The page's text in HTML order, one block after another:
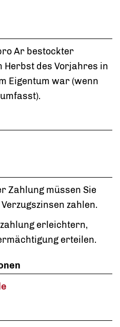
Ar bestockter
Herbst des Vorjahres in
Eigentum war (wenn
.
Zahlung müssen Sie
zahlen.
erleichtern,
erteilen.